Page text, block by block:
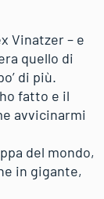
Vinatzer – e
quello di
di più.
fatto e il
avvicinarmi
del mondo,
in gigante,